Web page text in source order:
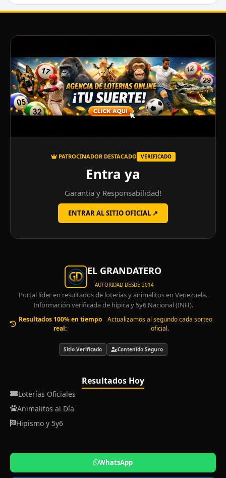
PATROCINADOR DESTACADO VERIFICADO
Entra ya
Garantia y Responsabilidad!
ENTRAR AL SITIO OFICIAL ↗
EL GRANDATERO
AUTORIDAD DESDE 2014
Portal líder en resultados de loterías y animalitos en Venezuela.
Información verificada de hípica y 5y6 Nacional (INH).
Resultados 100% en tiempo
real:
Actualizamos al segundo cada sorteo
oficial.
Sitio Verificado Contenido Seguro
Resultados Hoy
Loterías Oficiales
Animalitos al Día
Hipismo y 5y6
WhatsApp